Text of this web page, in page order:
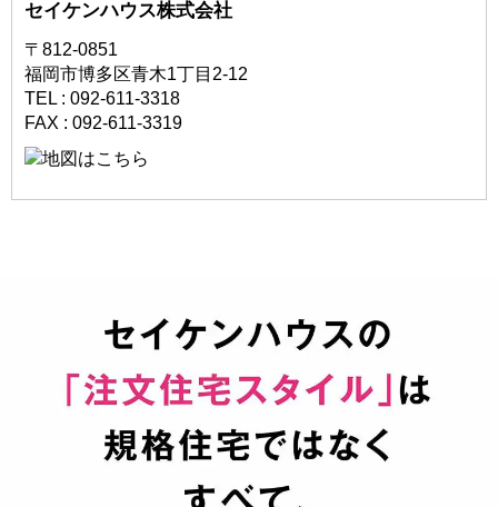
セイケンハウス株式会社
〒812-0851
福岡市博多区青木1丁目2-12
TEL : 092-611-3318
FAX : 092-611-3319